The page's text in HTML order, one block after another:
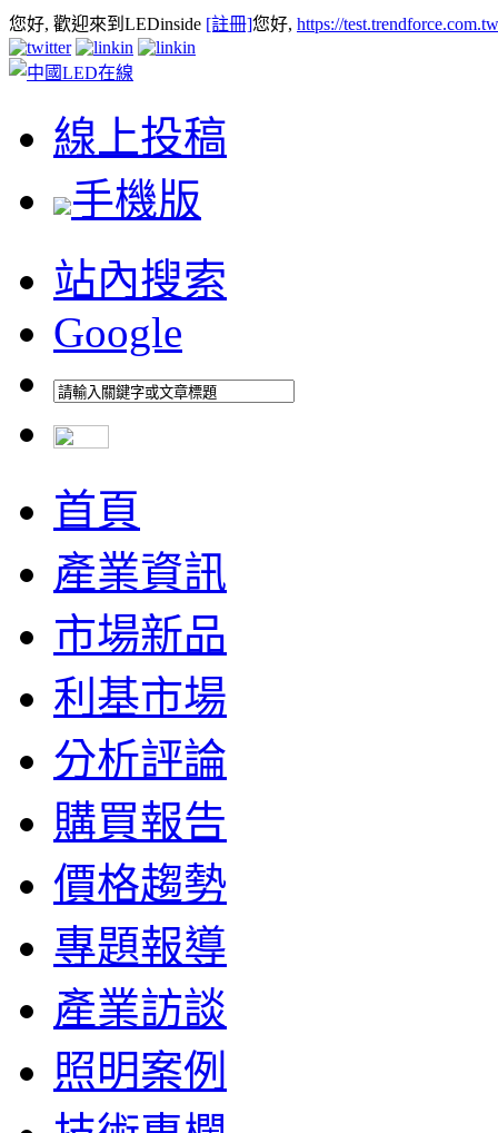
您好, 歡迎來到LEDinside [註冊]您好, https://
線上投稿
手機版
站內搜索
Google
首頁
產業資訊
市場新品
利基市場
分析評論
購買報告
價格趨勢
專題報導
產業訪談
照明案例